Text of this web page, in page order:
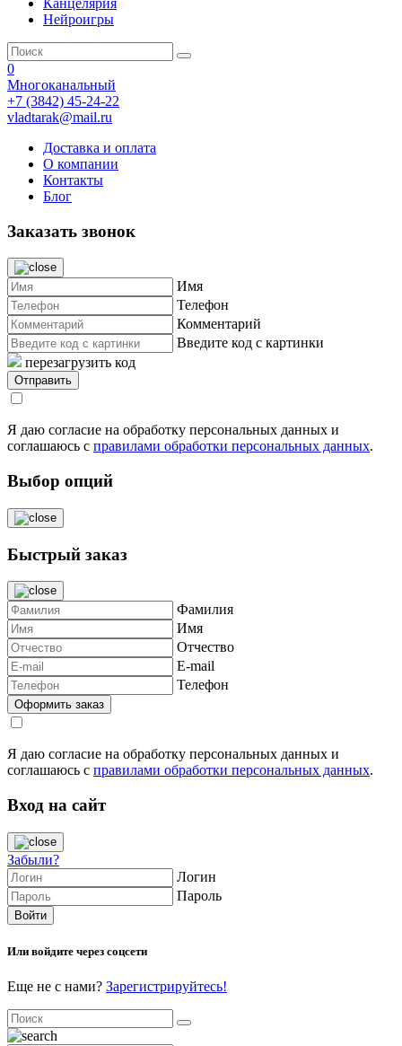
Канцелярия
Нейроигры
0
Многоканальный
+7 (3842) 45-24-22
vladtarak@mail.ru
Доставка и оплата
О компании
Контакты
Блог
Заказать звонок
Имя
Телефон
Комментарий
Введите код с картинки
перезагрузить код
Я даю согласие на обработку персональных данных и
соглашаюсь с правилами обработки персональных данных.
Выбор опций
Быстрый заказ
Фамилия
Имя
Отчество
E-mail
Телефон
Я даю согласие на обработку персональных данных и
соглашаюсь с правилами обработки персональных данных.
Вход на сайт
Забыли?
Логин
Пароль
Или войдите через соцсети
Еще не с нами? Зарегистрируйтесь!